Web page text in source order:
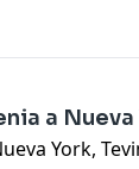
el este del
episodio
a
York,